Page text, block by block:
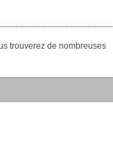
trouverez de nombreuses